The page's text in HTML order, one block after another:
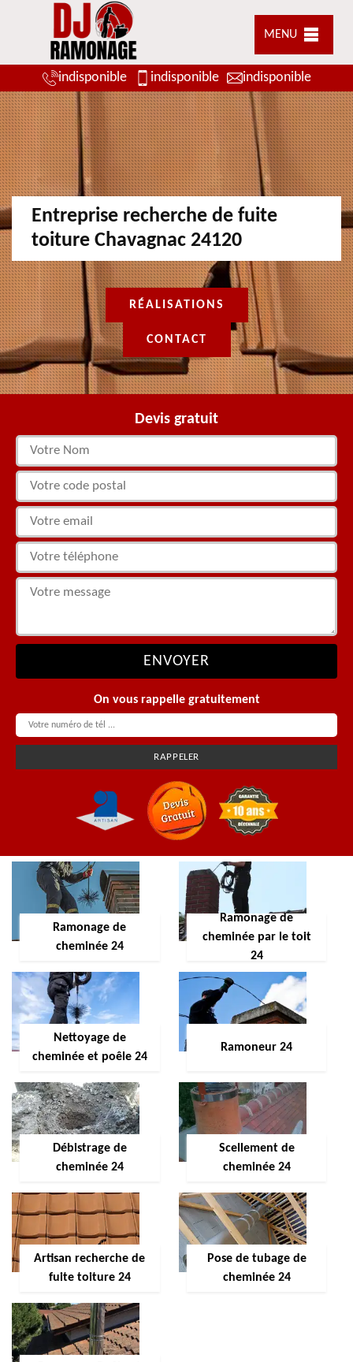
MENU
indisponible indisponible indisponible
Entreprise recherche de fuite
toiture Chavagnac 24120
RÉALISATIONS
CONTACT
Devis gratuit
On vous rappelle gratuitement
Ramonage de
cheminée 24
Ramonage de
cheminée par le toit
24
Nettoyage de
cheminée et poêle 24
Ramoneur 24
Débistrage de
cheminée 24
Scellement de
cheminée 24
Artisan recherche de
fuite toiture 24
Pose de tubage de
cheminée 24